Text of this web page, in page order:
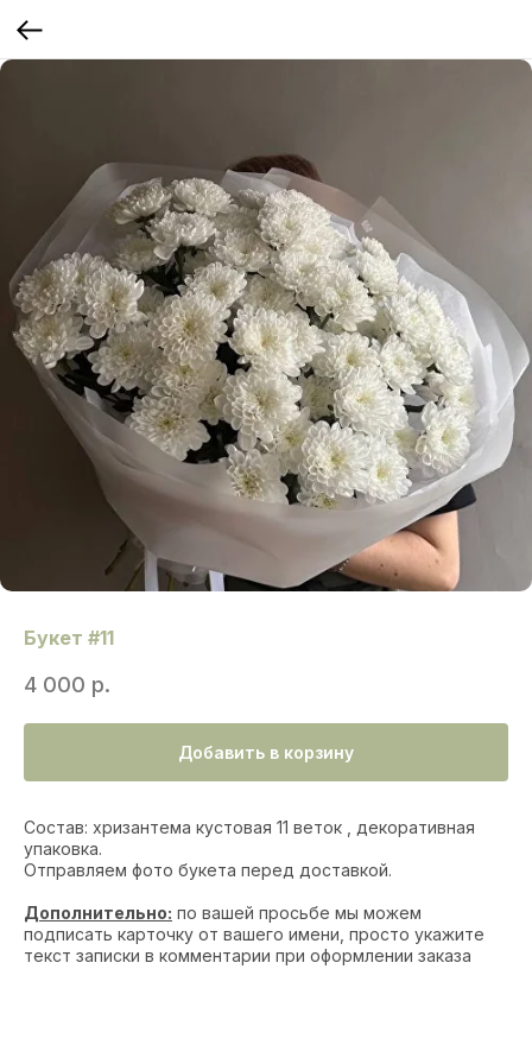
Букет #11
4 000 р.
Добавить в корзину
Состав: хризантема кустовая 11 веток , декоративная
упаковка.
Отправляем фото букета перед доставкой.
Дополнительно: по вашей просьбе мы можем
подписать карточку от вашего имени, просто укажите
текст записки в комментарии при оформлении заказа